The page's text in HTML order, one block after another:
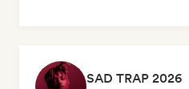
SAD TRAP 2026